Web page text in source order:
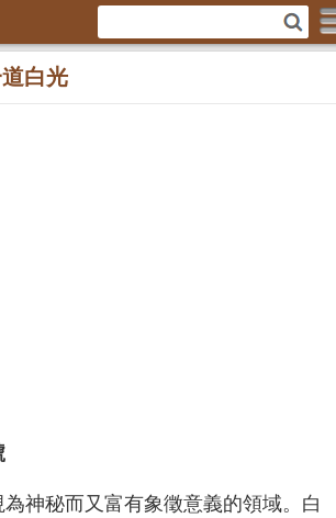
白光
神秘而又富有象徵意義的領域。白